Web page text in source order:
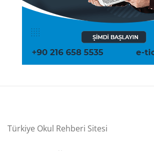
Türkiye Okul Rehberi Sitesi